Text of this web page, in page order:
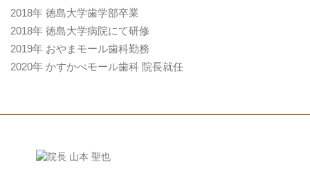
2018年 徳島大学歯学部卒業
2018年 徳島大学病院にて研修
2019年 おやまモール歯科勤務
2020年 かすかべモール歯科 院長就任